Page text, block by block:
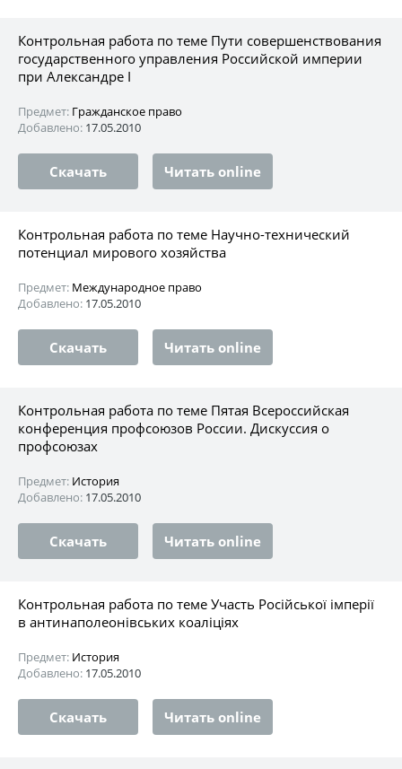
Контрольная работа по теме Пути совершенствования
государственного управления Российской империи
при Александре I
Предмет: Гражданское право
Добавлено: 17.05.2010
Скачать Читать online
Контрольная работа по теме Научно-технический
потенциал мирового хозяйства
Предмет: Международное право
Добавлено: 17.05.2010
Скачать Читать online
Контрольная работа по теме Пятая Всероссийская
конференция профсоюзов России. Дискуссия о
профсоюзах
Предмет: История
Добавлено: 17.05.2010
Скачать Читать online
Контрольная работа по теме Участь Російської імперії
в антинаполеонівських коаліціях
Предмет: История
Добавлено: 17.05.2010
Скачать Читать online